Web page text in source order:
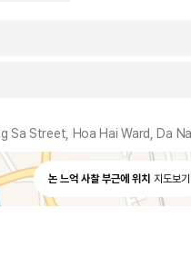
Sa Street, Hoa Hai Ward, Da
논 느억 사찰 부근에 위치 지도보기